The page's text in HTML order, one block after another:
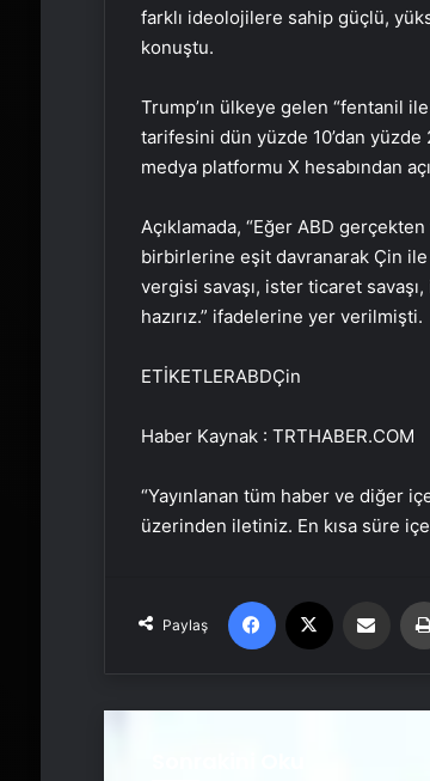
farklı ideolojilere sahip güçlü,
konuştu.
Trump’ın ülkeye gelen “fentanil
tarifesini dün yüzde 10’dan yüzde
medya platformu X hesabından
Açıklamada, “Eğer ABD
birbirlerine eşit davranarak Çin
vergisi savaşı, ister ticaret
hazırız.” ifadelerine yer verilmişti.
ETİKETLERABDÇin
Haber Kaynak : TRTHABER.COM
“Yayınlanan tüm haber ve diğer
üzerinden iletiniz. En kısa süre
Paylaş
Facebook Email'den